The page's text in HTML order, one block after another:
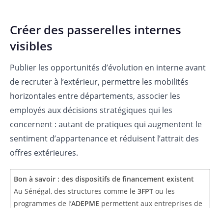
Créer des passerelles internes
visibles
Publier les opportunités d’évolution en interne avant
de recruter à l’extérieur, permettre les mobilités
horizontales entre départements, associer les
employés aux décisions stratégiques qui les
concernent : autant de pratiques qui augmentent le
sentiment d’appartenance et réduisent l’attrait des
offres extérieures.
Bon à savoir : des dispositifs de financement existent
Au Sénégal, des structures comme le 3FPT ou les
programmes de l’ADEPME permettent aux entreprises de